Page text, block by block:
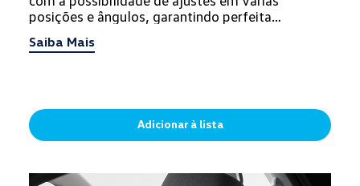
posições e ângulos, garantindo perfeita
Saiba Mais
Adicionar à lista